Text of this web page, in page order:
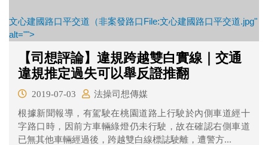
文心建國路口平交道（非案發路口File:文心建國路口平交道.jpg"
alt="">
【司想評論】違規跨越雙白實線｜交通
違規推定過失可以舉反證推翻
2019-07-03
法操司想傳媒
根據新聞報導，有駕駛在桃園道路上行駛於內側車道經十
字路口時，因前方車輛綠燈仍未行駛，故在確認右側車道
已無其他車輛經過後，跨越雙白線標誌駛離，遭警方...